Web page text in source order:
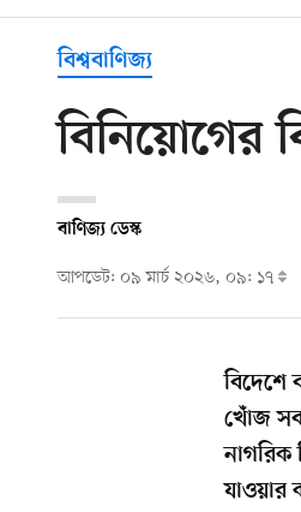
বিশ্ববাণিজ্য
বিনিয়োগের
বাণিজ্য ডেস্ক
আপডেট: ০৯ মার্চ ২০২৬, ০৯: ১৭
বিদেশে
খোঁজ সব
নাগরিক
যাওয়ার